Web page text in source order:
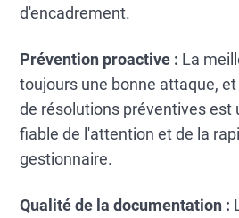
d'encadrement.
Prévention proactive : La
toujours une bonne attaque,
de résolutions préventives est
fiable de l'attention et de la
gestionnaire.
Qualité de la documentation :